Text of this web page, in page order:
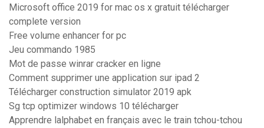
Microsoft office 2019 for mac os x gratuit télécharger
complete version
Free volume enhancer for pc
Jeu commando 1985
Mot de passe winrar cracker en ligne
Comment supprimer une application sur ipad 2
Télécharger construction simulator 2019 apk
Sg tcp optimizer windows 10 télécharger
Apprendre lalphabet en français avec le train tchou-tchou